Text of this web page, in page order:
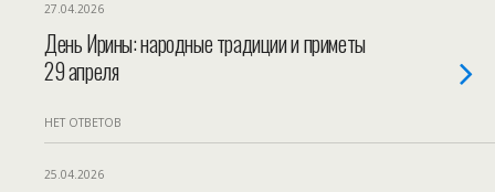
27.04.2026
День Ирины: народные традиции и приметы
29 апреля
НЕТ ОТВЕТОВ
25.04.2026